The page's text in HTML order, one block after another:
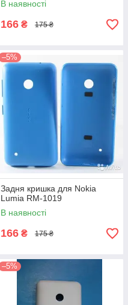
В наявності
166 ₴ 175 ₴
–5%
Задня кришка для Nokia
Lumia RM-1019
В наявності
166 ₴ 175 ₴
–5%